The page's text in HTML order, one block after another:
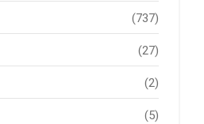
(737)
(27)
(2)
(5)